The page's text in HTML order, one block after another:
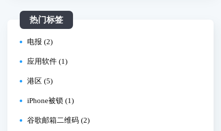
热门标签
电报 (2)
应用软件 (1)
港区 (5)
iPhone被锁 (1)
谷歌邮箱二维码 (2)